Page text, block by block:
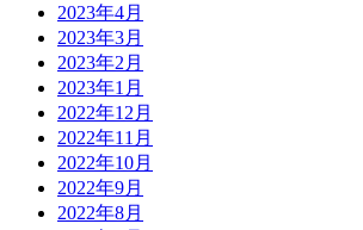
2023年4月
2023年3月
2023年2月
2023年1月
2022年12月
2022年11月
2022年10月
2022年9月
2022年8月